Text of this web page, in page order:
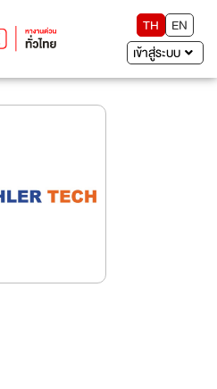
TH
EN
เข้าสู่ระบบ